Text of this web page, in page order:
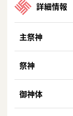
詳細情報
主祭神
祭神
御神体